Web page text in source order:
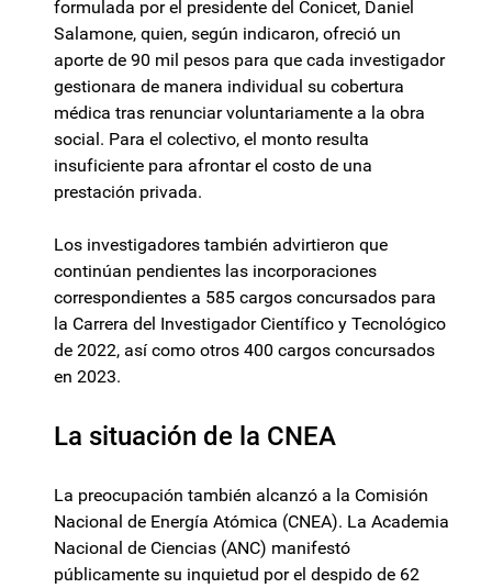
formulada por el presidente del Conicet, Daniel
Salamone, quien, según indicaron, ofreció un
aporte de 90 mil pesos para que cada investigador
gestionara de manera individual su cobertura
médica tras renunciar voluntariamente a la obra
social. Para el colectivo, el monto resulta
insuficiente para afrontar el costo de una
prestación privada.
Los investigadores también advirtieron que
continúan pendientes las incorporaciones
correspondientes a 585 cargos concursados para
la Carrera del Investigador Científico y Tecnológico
de 2022, así como otros 400 cargos concursados
en 2023.
La situación de la CNEA
La preocupación también alcanzó a la Comisión
Nacional de Energía Atómica (CNEA). La Academia
Nacional de Ciencias (ANC) manifestó
públicamente su inquietud por el despido de 62